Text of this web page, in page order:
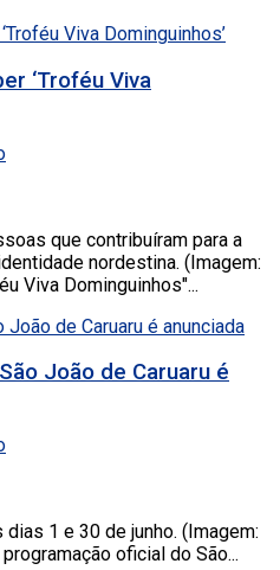
‘Troféu Viva
que contribuíram para a
nordestina. (Imagem:
Viva Dominguinhos"...
João de Caruaru é
1 e 30 de junho. (Imagem:
oficial do São...